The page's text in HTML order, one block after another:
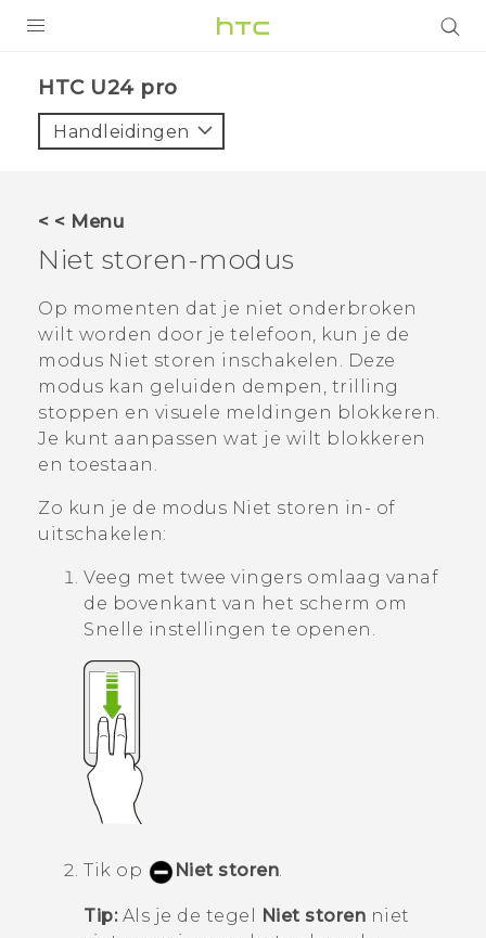
VIVE
HTC Club
SUPPORT
HTC-apparaten & -accessoires
VIVERSE
Aanmelden
HTC U24 pro‎
Handleidingen
< < Menu
Niet storen-modus
Op momenten dat je niet onderbroken
wilt worden door je telefoon, kun je de
modus Niet storen inschakelen. Deze
modus kan geluiden dempen, trilling
stoppen en visuele meldingen blokkeren.
Je kunt aanpassen wat je wilt blokkeren
en toestaan.
Zo kun je de modus Niet storen in- of
uitschakelen:
Veeg met twee vingers omlaag vanaf
de bovenkant van het scherm om
Snelle instellingen te openen.
Tik op Niet storen.
Tip:Als je de tegel Niet storen niet